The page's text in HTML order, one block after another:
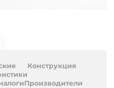
Конструкция
Производители